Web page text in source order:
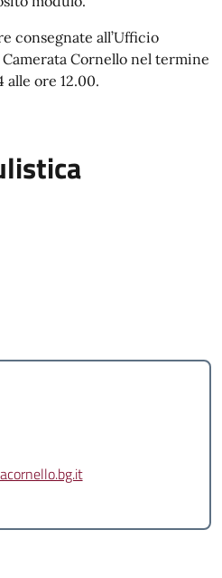
consegnate all’Ufficio
Cornello nel termine
ore 12.00.